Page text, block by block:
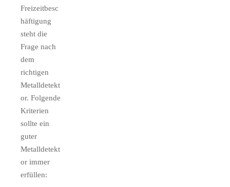
Freizeitbesc
häftigung
steht die
Frage nach
dem
richtigen
Metalldetekt
or. Folgende
Kriterien
sollte ein
guter
Metalldetekt
or immer
erfüllen: